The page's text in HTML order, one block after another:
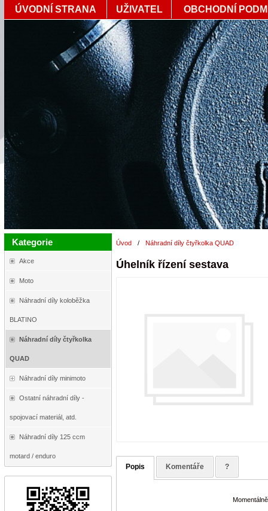
ÚVODNÍ STRANA UŽIVATEL OBCHODNÍ
Kategorie
Akce
Moto
Náhradní díly koloběžka
BLATINO
Náhradní díly čtyřkolka
QUAD
Náhradní díly minimoto
Ostatní náhradní díly -
spojovací materiál, atd.
Náhradní díly 125 ccm
motard / enduro
Úvod / Náhradní díly čtyřkolka QUAD
Úhelník řízení sestava
Popis Komentáře ?